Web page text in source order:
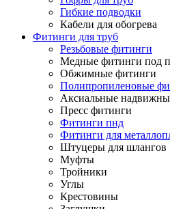
Гибкие подводки
Кабели для обогрева
Фитинги для труб
Резьбовые фитинги
Медные фитинги под
Обжимные фитинги
Полипропиленовые
Аксиальные
Пресс фитинги
Фитинги пнд
Фитинги для
Штуцеры для шлангов
Муфты
Тройники
Углы
Крестовины